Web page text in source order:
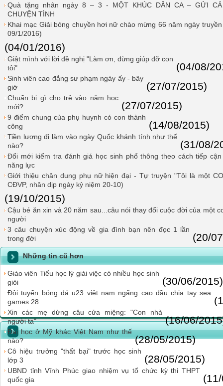
Quà tặng nhân ngày 8 – 3 - MỘT KHÚC DÂN CA – GỬI CẢ
CHUYỆN TÌNH
Khai mạc Giải bóng chuyền hơi nữ chào mừng 66 năm ngày
09/1/2016)
(04/01/2016)
Giật mình với lời đề nghị "Làm ơn, đừng giúp đỡ con
tôi"
(04/08/
Sinh viên cao đẳng sư phạm ngày ấy - bây
giờ
(27/07/2015)
Chuẩn bị gì cho trẻ vào năm học
mới?
(27/07/2015)
9 điểm chung của phụ huynh có con thành
công
(14/08/2015)
Tiền lương đi làm vào ngày Quốc khánh tính như thế
nào?
(31/08/
Đổi mới kiểm tra đánh giá học sinh phổ thông theo cách tiếp cận
năng lực
Giới thiệu chân dung phụ nữ hiện đại - Tự truyện "Tôi là một
CĐVP, nhân dịp ngày kỷ niệm 20-10)
(19/10/2015)
Cậu bé ăn xin và 20 năm sau...câu nói thay đổi cuộc đời của một
người
3 câu chuyện xúc động về gia đình bạn nên đọc 1 lần
trong đời
(20/
Những tin cũ hơn
Giáo viên Tiểu học lý giải việc có nhiều học sinh
giỏi
(30/06/2015)
Đội tuyển bóng đá u23 việt nam ngẩng cao đầu chia tay sea
games 28
Xin các mẹ dừng câu cửa miệng: "Con nhà
người ta"
(16/06/
Đại học ở Mỹ khác Việt Nam như thế
nào?
(28/05/2015)
Cô hiệu trưởng "thất bại" trước học sinh
lớp 3
(28/05/2015)
UBND tỉnh Vĩnh Phúc giao nhiệm vụ tổ chức kỳ thi THPT
quốc gia